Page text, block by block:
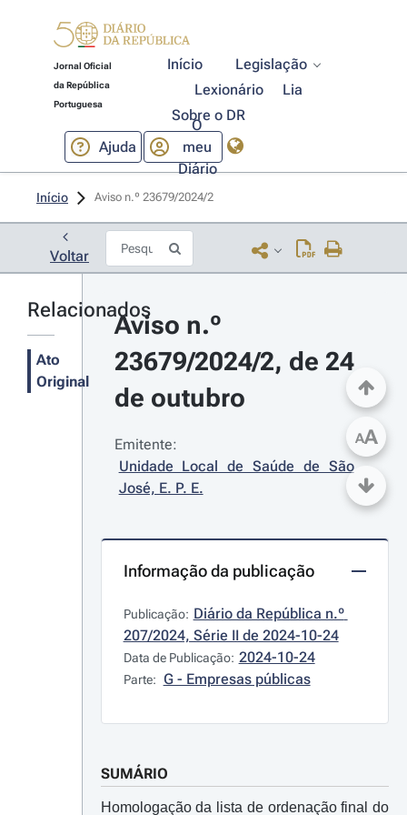
Jornal Oficial
da República
Portuguesa
Início
Legislação
Lexionário
Lia
Sobre o DR
Ajuda
O
meu
Diário
Início Aviso n.º 23679/2024/2
Voltar
Relacionados
Ato
Original
Aviso n.º
23679/2024/2, de 24
de outubro
Emitente:
Unidade Local de Saúde de São
José, E. P. E.
Informação da publicação
Publicação: Diário da República n.º
207/2024, Série II de 2024-10-24
Data de Publicação: 2024-10-24
Parte: G - Empresas públicas
SUMÁRIO
Homologação da lista de ordenação final do
AA